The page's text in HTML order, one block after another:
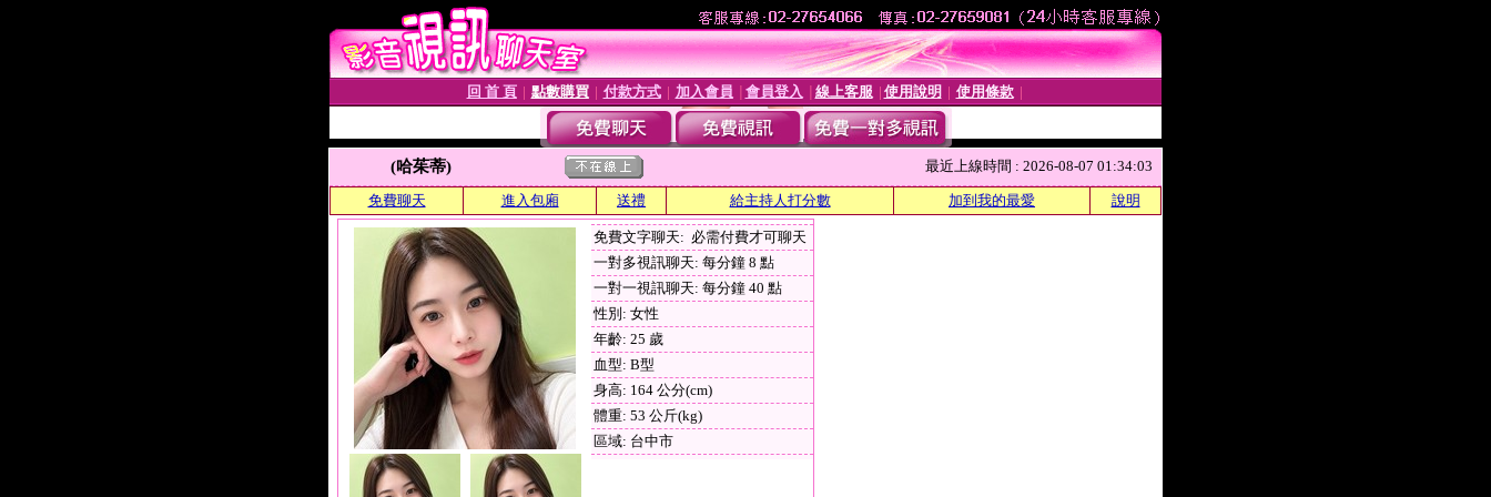
回 首 頁 點數購買│ 付款方式│ 加入會員 會員登入 線上客服 使用說明 使用條款│
(哈茱蒂) 最近上線時間 : 2026-08-07 01:34:03
免費聊天 進入包廂 送禮 給主持人打分數 加到我的最愛 說明
免費文字聊天: 必需付費才可聊天
一對多視訊聊天: 每分鐘 8 點
一對一視訊聊天: 每分鐘 40 點
性別: 女性
年齡: 25 歲
血型: B型
身高: 164 公分(cm)
體重: 53 公斤(kg)
區域: 台中市